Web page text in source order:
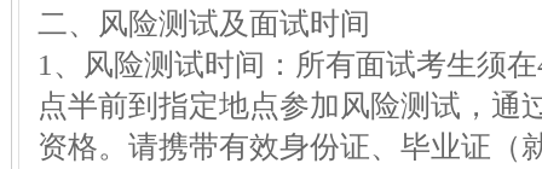
二、风险测试及面试时间
1、风险测试时间：所有面试考生须
点半前到指定地点参加风险测试，通
资格。请携带有效身份证、毕业证（